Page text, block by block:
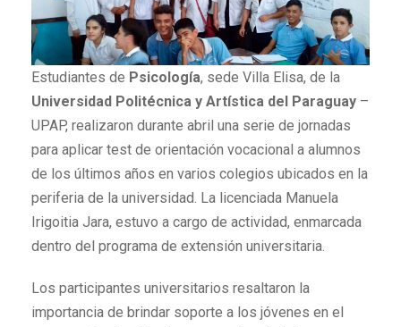
Estudiantes de Psicología, sede Villa Elisa, de la
Universidad Politécnica y Artística del Paraguay –
UPAP, realizaron durante abril una serie de jornadas
para aplicar test de orientación vocacional a alumnos
de los últimos años en varios colegios ubicados en la
periferia de la universidad. La licenciada Manuela
Irigoitia Jara, estuvo a cargo de actividad, enmarcada
dentro del programa de extensión universitaria.
Los participantes universitarios resaltaron la
importancia de brindar soporte a los jóvenes en el